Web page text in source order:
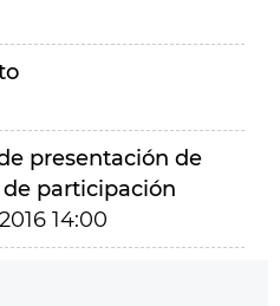
presentación de
participación
14:00